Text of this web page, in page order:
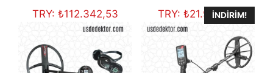
€30.800,00.
TRY: ₺112.342,53 TRY:₺21.940,61
İNDIRIM!